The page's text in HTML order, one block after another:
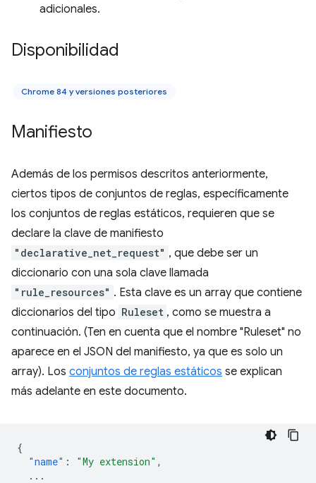
adicionales.
Disponibilidad
Chrome 84 y versiones posteriores
Manifiesto
Además de los permisos descritos anteriormente,
ciertos tipos de conjuntos de reglas, específicamente
los conjuntos de reglas estáticos, requieren que se
declare la clave de manifiesto
"declarative_net_request" , que debe ser un
diccionario con una sola clave llamada
"rule_resources" . Esta clave es un array que contiene
diccionarios del tipo Ruleset , como se muestra a
continuación. (Ten en cuenta que el nombre "Ruleset" no
aparece en el JSON del manifiesto, ya que es solo un
array). Los conjuntos de reglas estáticos se explican
más adelante en este documento.
{
"name" : "My extension" ,
...